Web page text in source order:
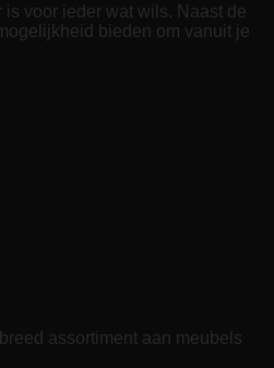
voor ieder wat wils. Naast de
bieden om vanuit je
assortiment aan meubels